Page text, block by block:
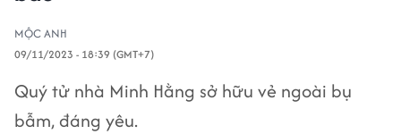
MỘC ANH
09/11/2023 - 18:39 (GMT+7)
Quý tử nhà Minh Hằng sở hữu vẻ ngoài bụ
bẫm, đáng yêu.